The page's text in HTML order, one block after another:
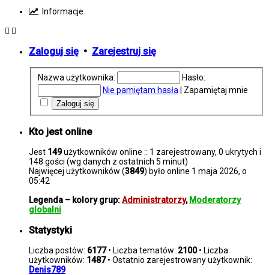
Informacje
Zaloguj się • Zarejestruj się
Nazwa użytkownika:
Hasło:
Nie pamiętam hasła
Zapamiętaj mnie
Kto jest online
Jest 149użytkowników online :: 1 zarejestrowany, 0 ukrytych i
148 gości (wg danych z ostatnich 5 minut)
Najwięcej użytkowników (3849) było online 1 maja 2026, o
05:42
Legenda – kolory grup:Administratorzy, Moderatorzy
globalni
Statystyki
Liczba postów: 6177• Liczba tematów: 2100• Liczba
użytkowników: 1487• Ostatnio zarejestrowany użytkownik:
Denis789